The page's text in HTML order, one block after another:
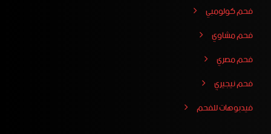
فحم كولومبي
فحم مشاوي
فحم مصري
فحم نيجيري
فيدبوهات للفحم